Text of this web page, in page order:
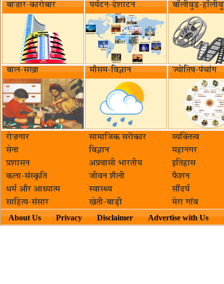
बाज़ार-कारोबार पर्यटन-देशाटन बॉलीवुड-
बाल-सखा मौसम-विज्ञान ज्योतिष-पंचांग
रोज़गार सामाजिक सरॊकार‌
व्यक्तित्व
सेना
विज्ञान
महानगर
प्रशासन
अप्रवासी भारतीय
इतिहास
कला-संस्कृति
जीवन शैली
फैशन
धर्म और आध्यात्म
स्वास्थ्य
सौंदर्य
साहित्य-संसार
खेती-बाड़ी मेरा गांव
About Us Privacy Disclaimer Advertise with Us